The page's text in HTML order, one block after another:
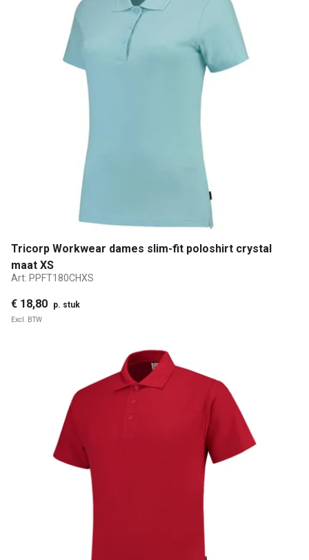
Tricorp Workwear dames slim-fit poloshirt crystal
maat XS
Art: PPFT180CHXS
€ 18,80 p. stuk
Excl. BTW